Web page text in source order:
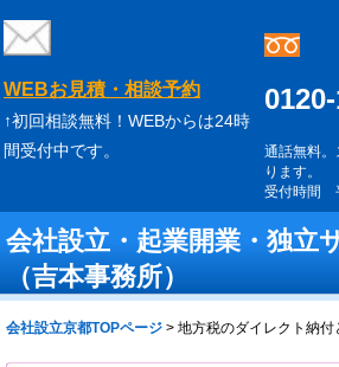
WEBお見積・相談予約
↑初回相談無料！WEBからは24時
間受付中です。
通話無料
ります。
受付時間
会社設立・起業開業・独立
（吉本事務所）
会社設立京都TOPページ > 地方税のダイレクト納付